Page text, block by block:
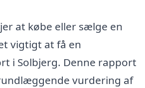
at købe eller sælge en
vigtigt at få en
i Solbjerg. Denne rapport
vurdering af